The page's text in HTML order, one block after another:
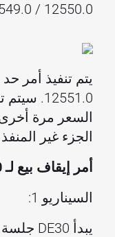
12549.0 / 12550.0 مع توفر سيولة
الجزء غير
أمر إيقاف بيع لـ 10 عقود ، محدد عند 12450.00
السيناريو 1: